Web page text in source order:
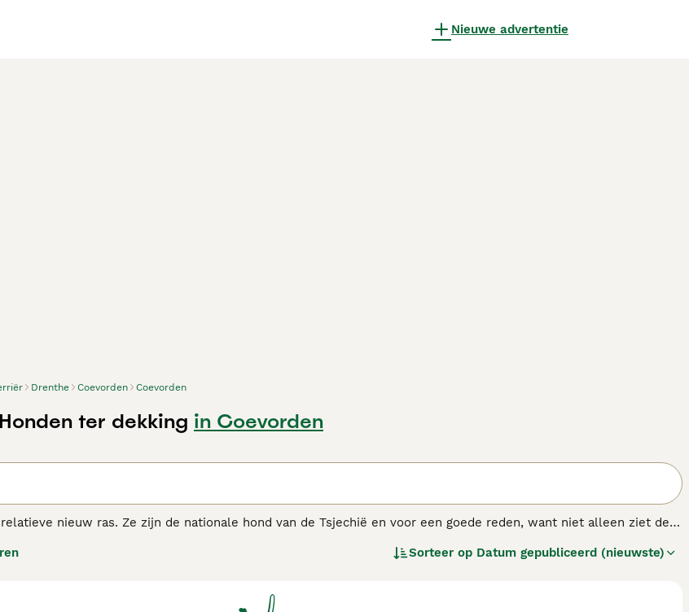
Nieuwe advertentie
Drenthe Coevorden Coevorden
ter dekking in Coevorden
nieuw ras. Ze zijn de nationale hond van de Tsjechië en voor een goede reden, want niet alleen ziet de
gemakkelijk met kinderen en andere dieren. Terriërs zijn gefokt om te jagen, wat betekent dat Cesky Terriërs
adviespagina voor informatie over dit hondenras.
Sorteer op Datum gepubliceerd (nieuwste)